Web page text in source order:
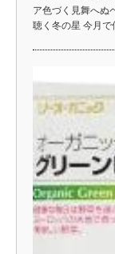
ア色づく見舞へぬ
聴く冬の星 今月で